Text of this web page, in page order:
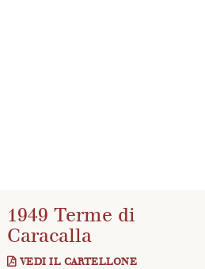
1949 Terme di
Caracalla
VEDI IL CARTELLONE